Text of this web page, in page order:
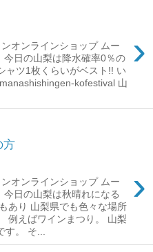
›
オンラインショップ ムー
今日の山梨は降水確率0％の
ャツ1枚くらいがベスト!! い
kofestival 山
方
›
オンラインショップ ムー
今日の山梨は秋晴れになる
あり 山梨県でも色々な場所
例えばワインまつり。 山梨
。 そ...